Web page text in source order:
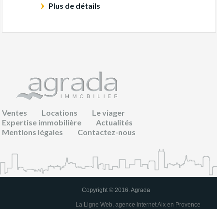
Plus de détails
Ventes Locations
Le viager
Expertise immobilière
Actualités
Mentions légales
Contactez-nous
Copyright © 2016. Agrada
La Ligne Web, agence internet Aix en Provence